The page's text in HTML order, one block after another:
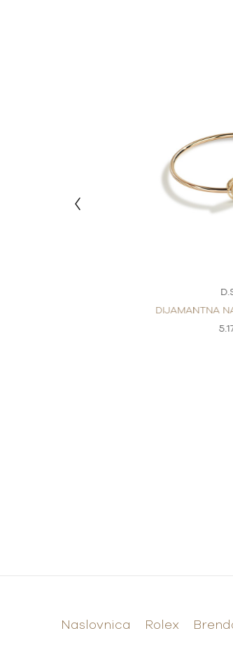
DIJAMANTNA
Naslovnica Rolex